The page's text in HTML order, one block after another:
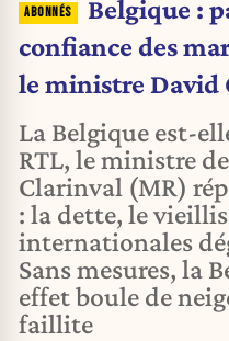
David
Belgique :
confiance des
le ministre David
La Belgique est-
RTL, le ministre
Clarinval (MR)
: la dette, le
internationales
Sans mesures, la
effet boule de
faillite